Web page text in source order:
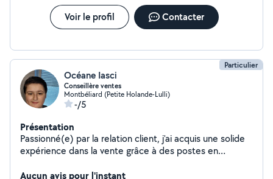
Voir le profil Contacter
Particulier
Océane Iasci
Conseillère ventes
Montbéliard (Petite Holande-Lulli)
-/5
Présentation
Passionné(e) par la relation client, j'ai acquis une solide
expérience dans la vente grâce à des postes en
fromagerie et motoculture. Actuellement
Aucun avis pour l'instant